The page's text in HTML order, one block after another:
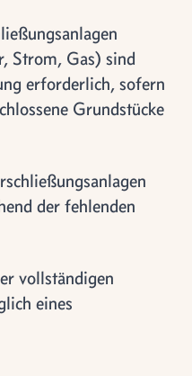
Strom, Gas) sind
erforderlich, sofern
Grundstücke
der fehlenden
vollständigen
eines